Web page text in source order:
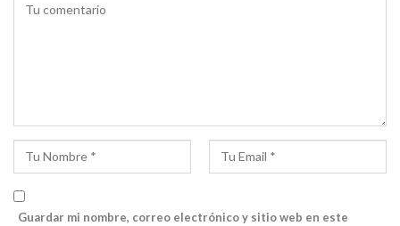
Guardar mi nombre, correo electrónico y sitio web en este